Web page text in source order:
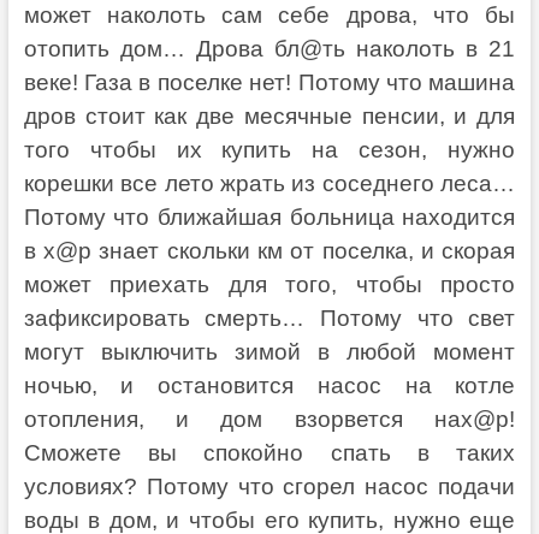
может наколоть сам себе дрова, что бы
отопить дом… Дрова бл@ть наколоть в 21
веке! Газа в поселке нет! Потому что машина
дров стоит как две месячные пенсии, и для
того чтобы их купить на сезон, нужно
корешки все лето жрать из соседнего леса…
Потому что ближайшая больница находится
в х@р знает скольки км от поселка, и скорая
может приехать для того, чтобы просто
зафиксировать смерть… Потому что свет
могут выключить зимой в любой момент
ночью, и остановится насос на котле
отопления, и дом взорвется нах@р!
Сможете вы спокойно спать в таких
условиях? Потому что сгорел насос подачи
воды в дом, и чтобы его купить, нужно еще